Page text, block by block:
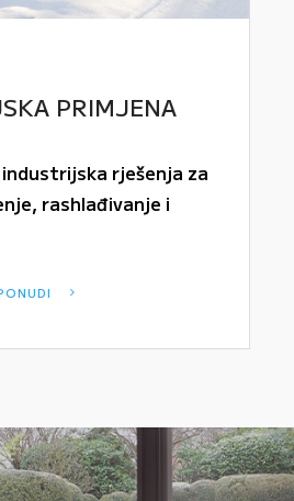
PRIMJENA
rješenja za
rashlađivanje i